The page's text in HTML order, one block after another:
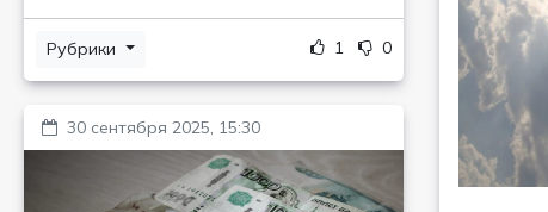
Рубрики 1 0
30 сентября 2025, 15:30